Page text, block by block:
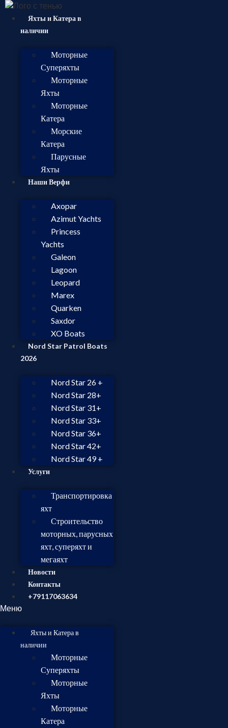
Яхты и Катера в
наличии
Моторные
Суперяхты
Моторные
Яхты
Моторные
Катера
Морские
Катера
Парусные
Яхты
Наши Верфи
Axopar
Azimut Yachts
Princess
Yachts
Galeon
Lagoon
Leopard
Marex
Quarken
Saxdor
XO Boats
Nord Star Patrol Boats
2026
Nord Star 26 +
Nord Star 28+
Nord Star 31+
Nord Star 33+
Nord Star 36+
Nord Star 42+
Nord Star 49 +
Услуги
Транспортировка
яхт
Строительство
моторных, парусных
яхт, суперяхт и
мегаяхт
Новости
Контакты
+79117063634
Меню
Яхты и Катера в
наличии
Моторные
Суперяхты
Моторные
Яхты
Моторные
Катера